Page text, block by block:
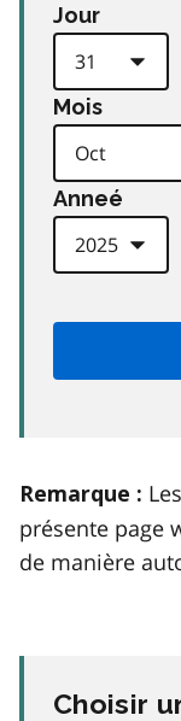
Jour
Mois
Anneé
Remarque :
présente page
de manière
Choisir